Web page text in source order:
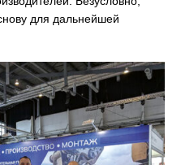
для дальнейшей